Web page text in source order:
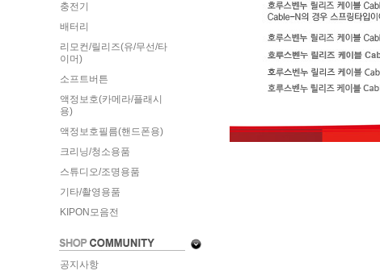
충전기
배터리
리모컨/릴리즈(유/무선/타
이머)
소프트버튼
액정보호(카메라/플래시
용)
액정보호필름(핸드폰용)
크리닝/청소용품
스튜디오/조명용품
기타/촬영용품
KIPON모음전
공지사항